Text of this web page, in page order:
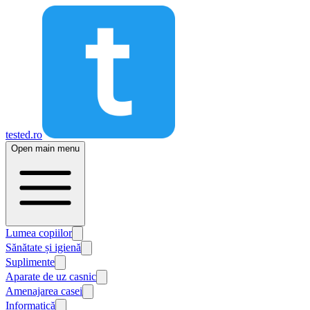
tested.ro
Open main menu
Lumea copiilor
Sănătate și igienă
Suplimente
Aparate de uz casnic
Amenajarea casei
Informatică